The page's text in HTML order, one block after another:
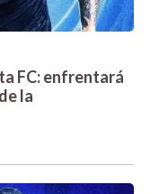
FC: enfrentará
la